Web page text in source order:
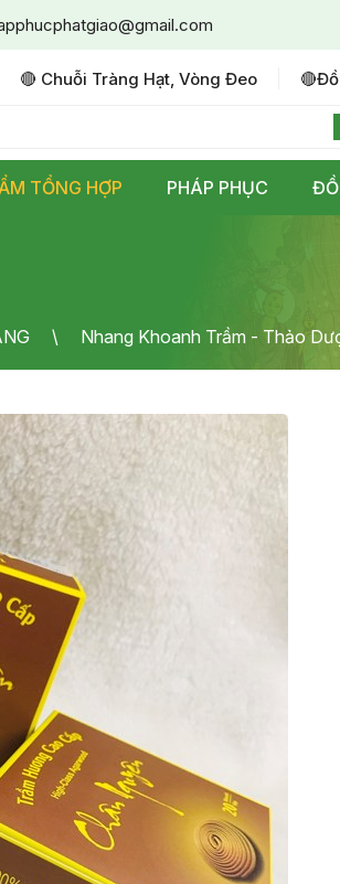
🔴 Chuỗi Tràng Hạt, Vòng Đeo
TỔNG HỢP PHÁP PHỤC ĐỒ
Nhang Khoanh Trầm - Thảo